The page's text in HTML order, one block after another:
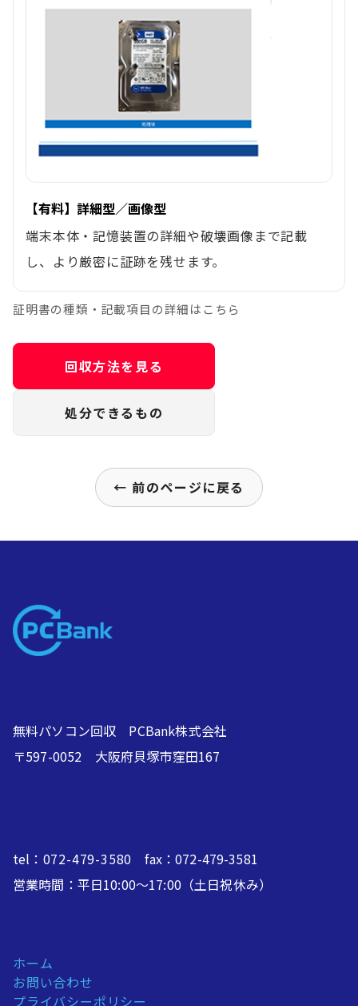
【有料】詳細型／画像型
端末本体・記憶装置の詳細や破壊画像まで記載
し、より厳密に証跡を残せます。
証明書の種類・記載項目の詳細はこちら
回収方法を見る
処分できるもの
← 前のページに戻る
無料パソコン回収 PCBank株式会社
〒597-0052 大阪府貝塚市窪田167
tel： 072-479-3580 fax：072-479-3581
営業時間：平日10:00～17:00（土日祝休み）
ホーム
お問い合わせ
プライバシーポリシー